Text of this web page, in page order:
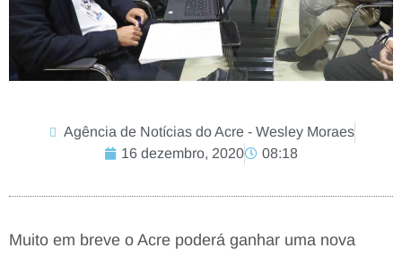
Agência de Notícias do Acre - Wesley Moraes
16 dezembro, 2020
08:18
Muito em breve o Acre poderá ganhar uma nova